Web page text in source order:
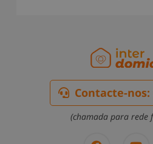
Contacte-nos:
(chamada para rede